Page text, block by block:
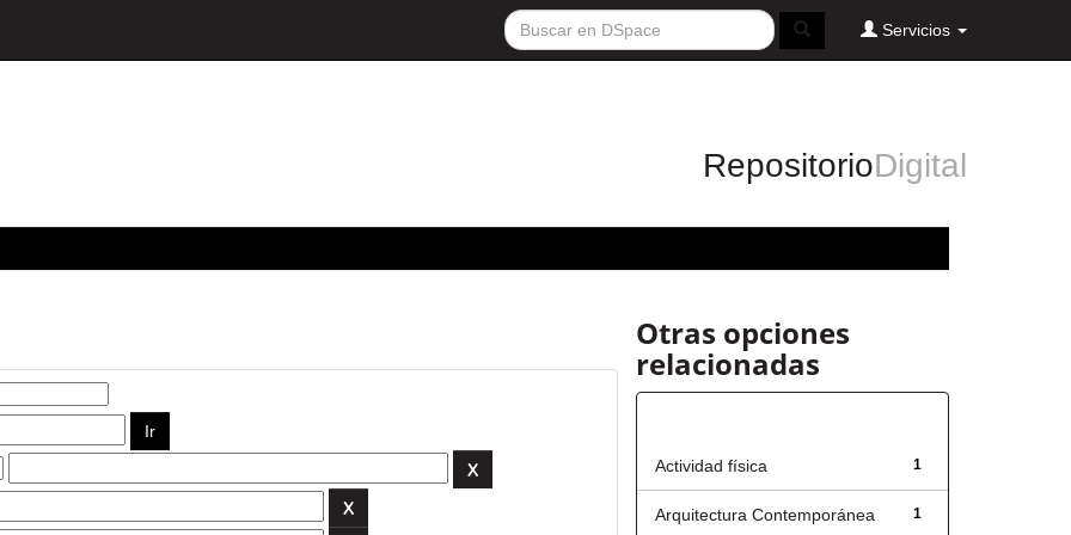
Servicios
RepositorioDigital
Otras opciones
relacionadas
1
Actividad física
1
Arquitectura Contemporánea